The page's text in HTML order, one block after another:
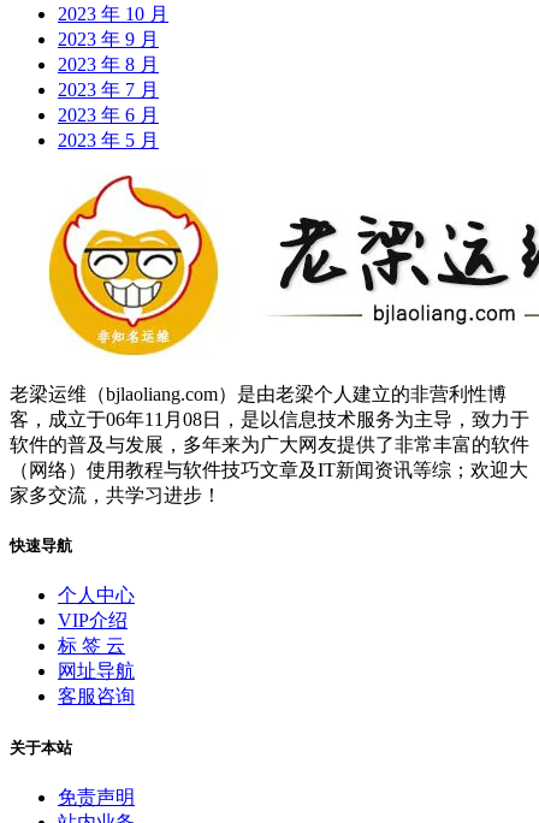
2023 年 10 月
2023 年 9 月
2023 年 8 月
2023 年 7 月
2023 年 6 月
2023 年 5 月
老梁运维（bjlaoliang.com）是由老梁个人建立的非营利性博
客，成立于06年11月08日，是以信息技术服务为主导，致力于
软件的普及与发展，多年来为广大网友提供了非常丰富的软件
（网络）使用教程与软件技巧文章及IT新闻资讯等综；欢迎大
家多交流，共学习进步！
快速导航
个人中心
VIP介绍
标 签 云
网址导航
客服咨询
关于本站
免责声明